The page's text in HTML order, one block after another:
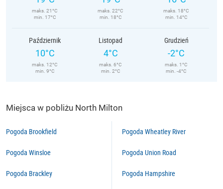
maks. 21°C
min. 17°C
maks. 22°C
min. 18°C
maks. 18°C
min. 14°C
Październik
10°C
maks. 12°C
min. 9°C
Listopad
4°C
maks. 6°C
min. 2°C
Grudzień
-2°C
maks. 1°C
min. -4°C
Miejsca w pobliżu North Milton
Pogoda Brookfield
Pogoda Winsloe
Pogoda Brackley
Pogoda Wheatley River
Pogoda Union Road
Pogoda Hampshire